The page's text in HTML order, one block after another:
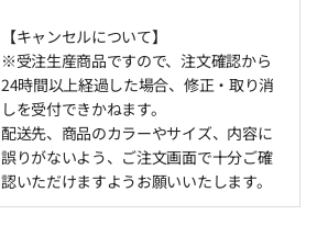
【キャンセルについて】
※受注生産商品ですので、注文確認から
24時間以上経過した場合、修正・取り消
しを受付できかねます。
配送先、商品のカラーやサイズ、内容に
誤りがないよう、ご注文画面で十分ご確
認いただけますようお願いいたします。